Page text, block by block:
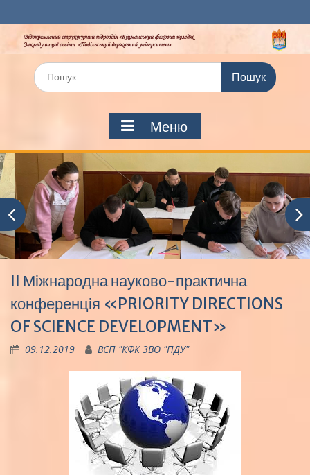
до
вмісту
Шукати:
Меню
II Міжнародна науково-практична
конференція «PRIORITY DIRECTIONS
OF SCIENCE DEVELOPMENT»
09.12.2019 ВСП "КФК ЗВО "ПДУ"